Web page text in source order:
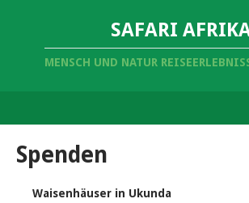
SAFARI
MENSCH UND NATUR
Spenden
Waisenhäuser in Ukunda